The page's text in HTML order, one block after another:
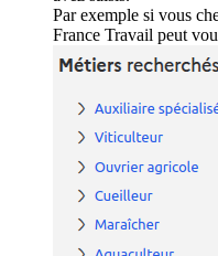
Par exemple si vous
France Travail peut